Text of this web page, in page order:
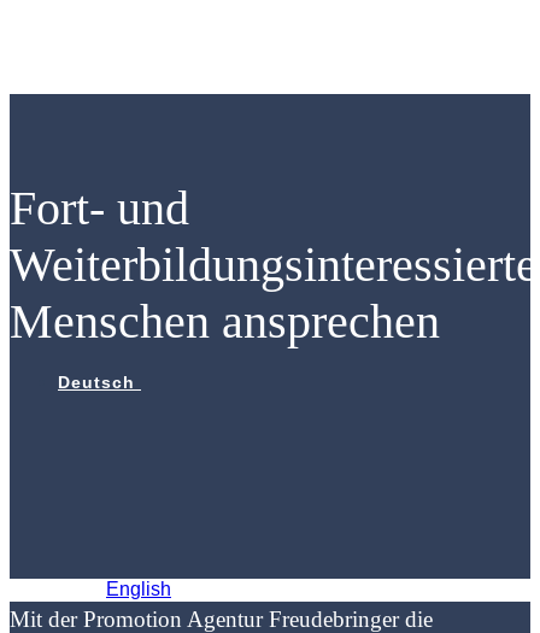
Deutsch
English
Fort- und
Weiterbildungsinteressierte
Menschen ansprechen
Mit der Promotion Agentur Freudebringer die